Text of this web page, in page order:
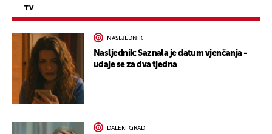
TV
NASLJEDNIK
Nasljednik: Saznala je datum vjenčanja -
udaje se za dva tjedna
DALEKI GRAD